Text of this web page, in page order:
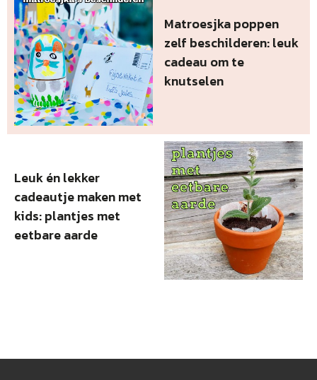
Matroesjka poppen
zelf beschilderen: leuk
cadeau om te
knutselen
Leuk én lekker
cadeautje maken met
kids: plantjes met
eetbare aarde